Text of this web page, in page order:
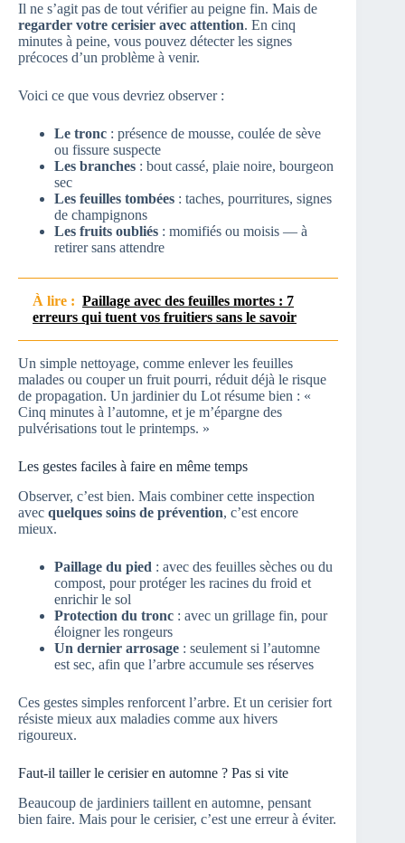
Il ne s’agit pas de tout vérifier au peigne fin. Mais de
regarder votre cerisier avec attention. En cinq
minutes à peine, vous pouvez détecter les signes
précoces d’un problème à venir.
Voici ce que vous devriez observer :
Le tronc : présence de mousse, coulée de sève
ou fissure suspecte
Les branches : bout cassé, plaie noire, bourgeon
sec
Les feuilles tombées : taches, pourritures, signes
de champignons
Les fruits oubliés : momifiés ou moisis — à
retirer sans attendre
À lire : Paillage avec des feuilles mortes : 7
erreurs qui tuent vos fruitiers sans le savoir
Un simple nettoyage, comme enlever les feuilles
malades ou couper un fruit pourri, réduit déjà le risque
de propagation. Un jardinier du Lot résume bien : «
Cinq minutes à l’automne, et je m’épargne des
pulvérisations tout le printemps. »
Les gestes faciles à faire en même temps
Observer, c’est bien. Mais combiner cette inspection
avec quelques soins de prévention, c’est encore
mieux.
Paillage du pied : avec des feuilles sèches ou du
compost, pour protéger les racines du froid et
enrichir le sol
Protection du tronc : avec un grillage fin, pour
éloigner les rongeurs
Un dernier arrosage : seulement si l’automne
est sec, afin que l’arbre accumule ses réserves
Ces gestes simples renforcent l’arbre. Et un cerisier fort
résiste mieux aux maladies comme aux hivers
rigoureux.
Faut-il tailler le cerisier en automne ? Pas si vite
Beaucoup de jardiniers taillent en automne, pensant
bien faire. Mais pour le cerisier, c’est une erreur à éviter.